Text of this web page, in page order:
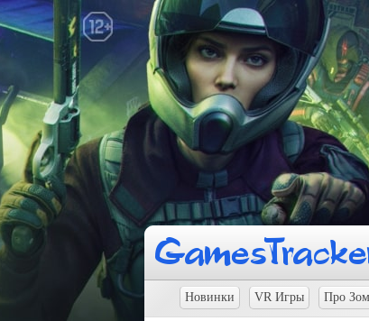
Новинки VR Игры Про